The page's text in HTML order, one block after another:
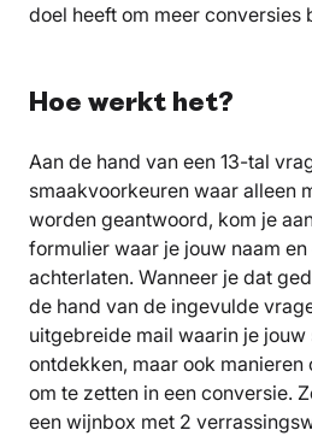
doel heeft om meer conversies
Hoe werkt het?
Aan de hand van een 13-tal
smaakvoorkeuren waar alleen
worden geantwoord, kom je
formulier waar je jouw naam
achterlaten. Wanneer je dat
de hand van de ingevulde
uitgebreide mail waarin je
ontdekken, maar ook
om te zetten in een conversie.
een wijnbox met 2